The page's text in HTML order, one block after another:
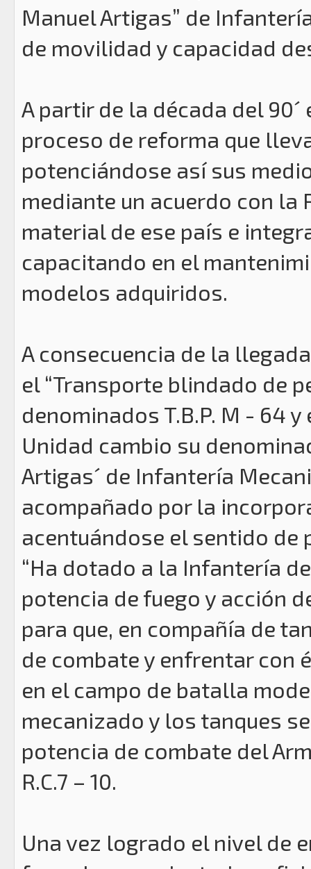
Manuel Artigas” de
de movilidad y capacidad
A partir de la década del
proceso de reforma que
potenciándose así sus
mediante un acuerdo con la
material de ese país e
capacitando en el
modelos adquiridos.
A consecuencia de la
el “Transporte blindado de
denominados T.B.P. M - 64
Unidad cambio su
Artigas´ de Infantería
acompañado por la
acentuándose el sentido de
“Ha dotado a la Infantería
potencia de fuego y acción
para que, en compañía de
de combate y enfrentar con
en el campo de batalla
mecanizado y los tanques
potencia de combate del
R.C.7 – 10.
Una vez logrado el nivel de